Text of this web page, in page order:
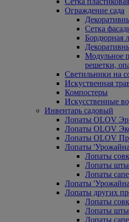
Ограждение сада
Сетка
Бордюрная
Модульное
решетки,
Светильники на
Искуственная
Компостеры
Искусственные
Инвентарь садовый
Лопаты OLOV
Лопаты OLOV
Лопаты OLOV
Лопаты
Лопаты
Лопаты
Лопаты
Лопаты
Лопаты других
Лопаты
Лопаты
Лопаты